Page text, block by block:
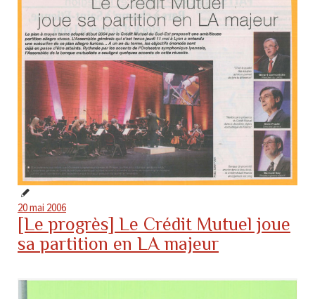
20 mai 2006
[Le progrès] Le Crédit Mutuel joue
sa partition en LA majeur